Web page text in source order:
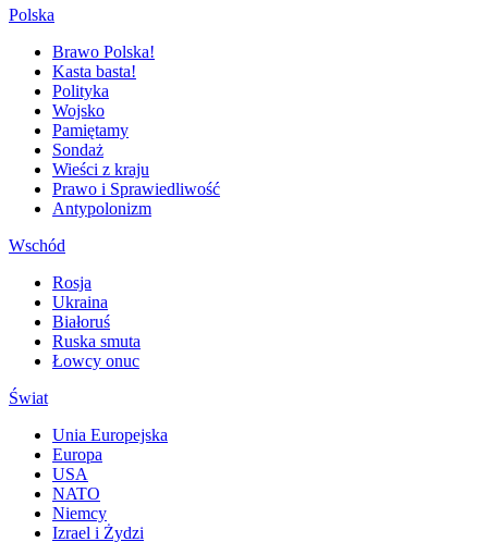
Polska
Brawo Polska!
Kasta basta!
Polityka
Wojsko
Pamiętamy
Sondaż
Wieści z kraju
Prawo i Sprawiedliwość
Antypolonizm
Wschód
Rosja
Ukraina
Białoruś
Ruska smuta
Łowcy onuc
Świat
Unia Europejska
Europa
USA
NATO
Niemcy
Izrael i Żydzi